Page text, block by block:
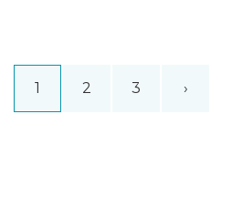
1 2 3 ›